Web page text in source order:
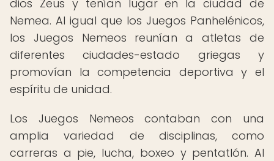
dios Zeus y tenían lugar en la ciudad de
Nemea. Al igual que los Juegos Panhelénicos,
los Juegos Nemeos reunían a atletas de
diferentes ciudades-estado griegas y
promovían la competencia deportiva y el
espíritu de unidad.
Los Juegos Nemeos contaban con una
amplia variedad de disciplinas, como
carreras a pie, lucha, boxeo y pentatlón. Al